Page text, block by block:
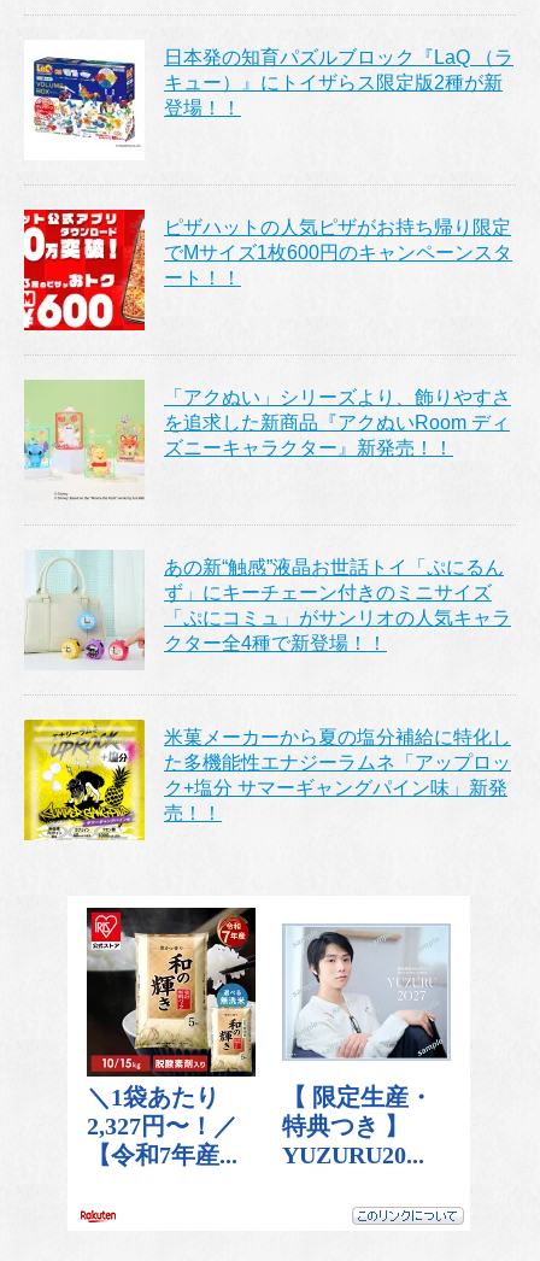
日本発の知育パズルブロック『LaQ （ラ
キュー）』にトイザらス限定版2種が新
登場！！
ピザハットの人気ピザがお持ち帰り限定
でMサイズ1枚600円のキャンペーンスタ
ート！！
「アクぬい」シリーズより、飾りやすさ
を追求した新商品『アクぬいRoom ディ
ズニーキャラクター』新発売！！
あの新“触感”液晶お世話トイ「ぷにるん
ず」にキーチェーン付きのミニサイズ
「ぷにコミュ」がサンリオの人気キャラ
クター全4種で新登場！！
米菓メーカーから夏の塩分補給に特化し
た多機能性エナジーラムネ「アップロッ
ク+塩分 サマーギャングパイン味」新発
売！！